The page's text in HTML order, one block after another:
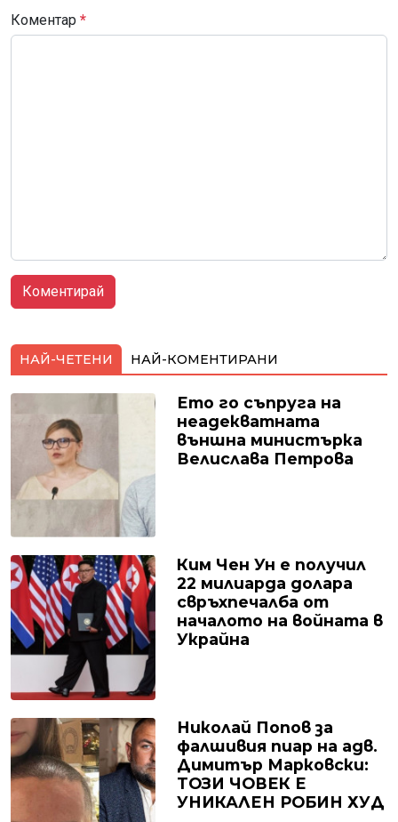
Коментар *
НАЙ-ЧЕТЕНИ НАЙ-КОМЕНТИРАНИ
Ето го съпруга на
неадекватната
външна министърка
Велислава Петрова
Ким Чен Ун е получил
22 милиарда долара
свръхпечалба от
началото на войната в
Украйна
Николай Попов за
фалшивия пиар на адв.
Димитър Марковски:
ТОЗИ ЧОВЕК Е
УНИКАЛЕН РОБИН ХУД